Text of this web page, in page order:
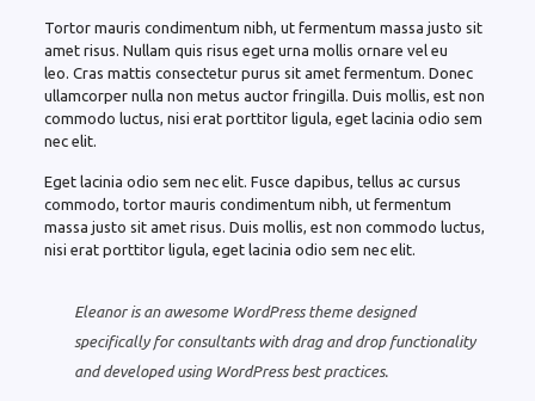
Tortor mauris condimentum nibh, ut fermentum massa justo sit
amet risus. Nullam quis risus eget urna mollis ornare vel eu
leo. Cras mattis consectetur purus sit amet fermentum. Donec
ullamcorper nulla non metus auctor fringilla. Duis mollis, est non
commodo luctus, nisi erat porttitor ligula, eget lacinia odio sem
nec elit.
Eget lacinia odio sem nec elit. Fusce dapibus, tellus ac cursus
commodo, tortor mauris condimentum nibh, ut fermentum
massa justo sit amet risus. Duis mollis, est non commodo luctus,
nisi erat porttitor ligula, eget lacinia odio sem nec elit.
Eleanor is an awesome WordPress theme designed
specifically for consultants with drag and drop functionality
and developed using WordPress best practices.